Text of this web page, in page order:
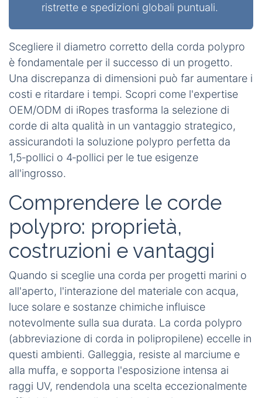
ristrette e spedizioni globali puntuali.
Scegliere il diametro corretto della corda polypro
è fondamentale per il successo di un progetto.
Una discrepanza di dimensioni può far aumentare i
costi e ritardare i tempi. Scopri come l'expertise
OEM/ODM di iRopes trasforma la selezione di
corde di alta qualità in un vantaggio strategico,
assicurandoti la soluzione polypro perfetta da
1,5‑pollici o 4‑pollici per le tue esigenze
all'ingrosso.
Comprendere le corde
polypro: proprietà,
costruzioni e vantaggi
Quando si sceglie una corda per progetti marini o
all'aperto, l'interazione del materiale con acqua,
luce solare e sostanze chimiche influisce
notevolmente sulla sua durata. La corda polypro
(abbreviazione di corda in polipropilene) eccelle in
questi ambienti. Galleggia, resiste al marciume e
alla muffa, e sopporta l'esposizione intensa ai
raggi UV, rendendola una scelta eccezionalmente